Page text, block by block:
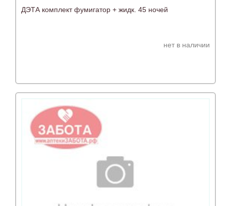
ДЭТА комплект фумигатор + жидк. 45 ночей
нет в наличии